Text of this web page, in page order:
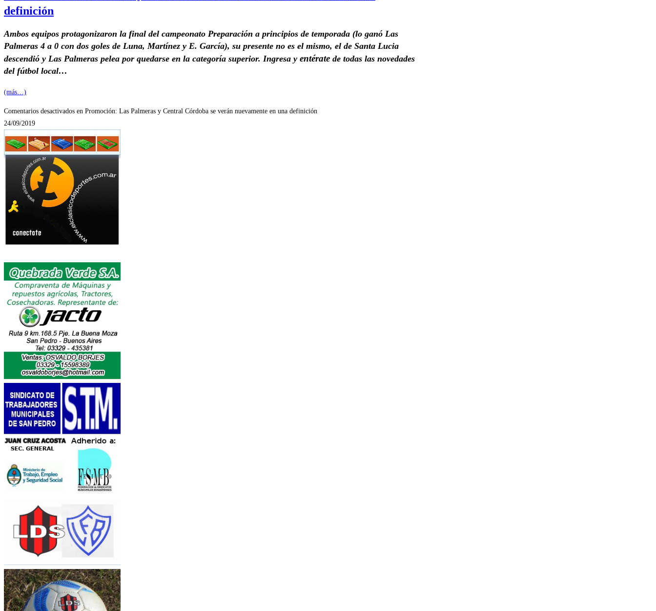
definición
Ambos equipos protagonizaron la final del campeonato Preparación a principios de temporada (lo ganó Las
Palmeras 4 a 0 con dos goles de Luna, Martínez y E. García), su presente no es el mismo, el de Santa Lucia
descendió y Las Palmeras pelea por quedarse en la categoría superior. Ingresa y entérate de todas las novedades
del fútbol local…
(más…)
Comentarios desactivados en Promoción: Las Palmeras y Central Córdoba se verán nuevamente en una definición
24/09/2019